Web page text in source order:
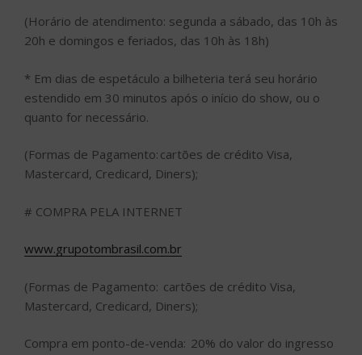
(Horário de atendimento: segunda a sábado, das 10h às
20h e domingos e feriados, das 10h às 18h)
* Em dias de espetáculo a bilheteria terá seu horário
estendido em 30 minutos após o início do show, ou o
quanto for necessário.
(Formas de Pagamento: cartões de crédito Visa,
Mastercard, Credicard, Diners);
# COMPRA PELA INTERNET
www.grupotombrasil.com.br
(Formas de Pagamento: cartões de crédito Visa,
Mastercard, Credicard, Diners);
Compra em ponto-de-venda: 20% do valor do ingresso